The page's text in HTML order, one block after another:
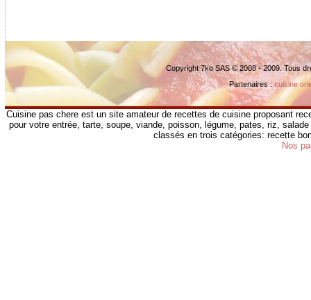
Copyright 7ko SAS © 2008 - 2009. Tous
Partenaires :cuisine
Cuisine pas chere est un site amateur de recettes de cuisine proposant
pour votre entrée, tarte, soupe, viande, poisson, légume, pates, riz,
classés en trois catégories: recette
Nos